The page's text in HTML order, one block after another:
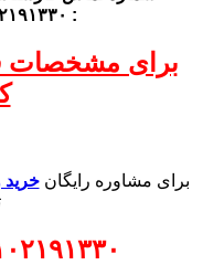
: ۰۹۱۰۲۱۹۱۳۳۰و ۰۹۱۰۲۱۸۱۰۸۸
برای مشخصات
برای مشاوره رایگان